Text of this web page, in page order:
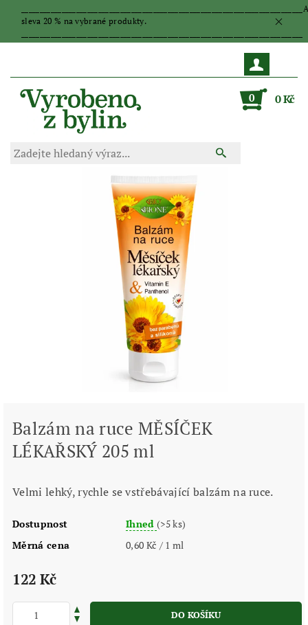
sleva 20 % na vybrané produkty.
0 0 Kč
Balzám na ruce MĚSÍČEK
LÉKAŘSKÝ 205 ml
Velmi lehký, rychle se vstřebávající balzám na ruce.
Dostupnost Ihned(>5 ks)
Měrná cena
0,60 Kč / 1 ml
122 Kč